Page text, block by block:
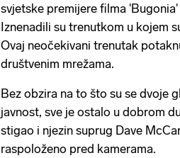
svjetske premijere filma
Iznenadili su trenutkom u kojem
Ovaj neočekivani trenutak
društvenim mrežama.
Bez obzira na to što su se dvoje
javnost, sve je ostalo u dobrom
stigao i njezin suprug Dave
raspoloženo pred kamerama.